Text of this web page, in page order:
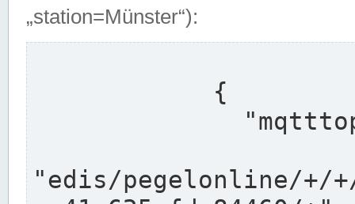
„station=Münster“):
"edis/pegelonline/+/